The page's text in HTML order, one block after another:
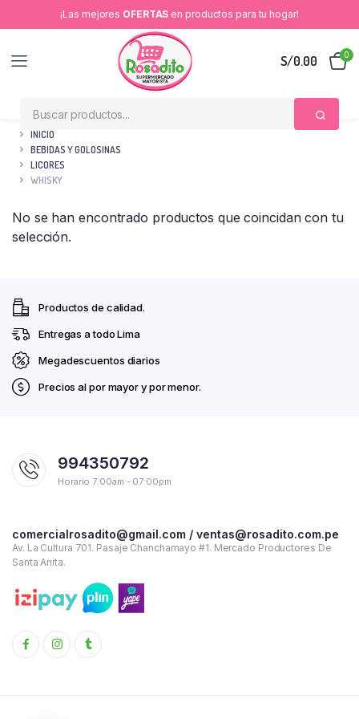
¡Las mejores OFERTAS en productos para tu hogar!
S/0.00 0
INICIO
BEBIDAS Y GOLOSINAS
LICORES
WHISKY
No se han encontrado productos que coincidan con tu
selección.
Productos de calidad.
Entregas a todo Lima
Megadescuentos diarios
Precios al por mayor y por menor.
994350792
Horario 7:00am - 07:00pm
comercialrosadito@gmail.com / ventas@rosadito.com.pe
Av. La Cultura 701. Pasaje Chanchamayo #1. Mercado Productores De
Santa Anita.